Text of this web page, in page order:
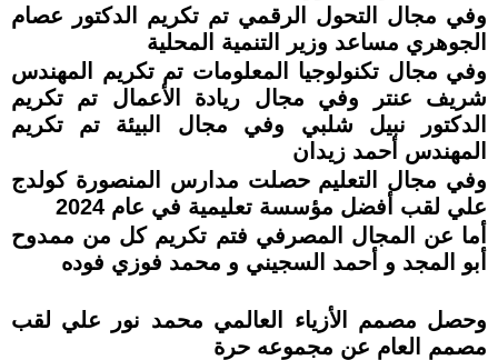
وفي مجال التحول الرقمي تم تكريم الدكتور عصام
الجوهري مساعد وزير التنمية المحلية
وفي مجال تكنولوجيا المعلومات تم تكريم المهندس
شريف عنتر وفي مجال ريادة الأعمال تم تكريم
الدكتور نبيل شلبي وفي مجال البيئة تم تكريم
المهندس أحمد زيدان
وفي مجال التعليم حصلت مدارس المنصورة كولدج
علي لقب أفضل مؤسسة تعليمية في عام 2024
أما عن المجال المصرفي فتم تكريم كل من ممدوح
أبو المجد و أحمد السجيني و محمد فوزي فوده
وحصل مصمم الأزياء العالمي محمد نور علي لقب
مصمم العام عن مجموعه حرة